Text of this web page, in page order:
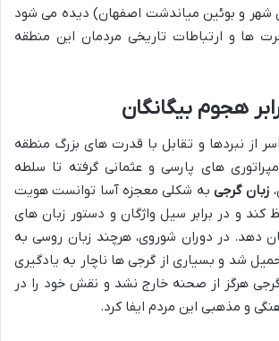
شهر و بوئین میاندشت اصفهان) دیده می شود
ها و ارتباطات تاریخی مردمان این منطقه
هجوم بیگانگان
از نبردها و تقابل با قدرت های بزرگ منطقه
های پارسی و عثمانی گرفته تا سلطه
زبان گرجیبه شکلی معجزه آسا توانست هویت
کند و در برابر سیل واژگان و دستور زبان های
دهد. در دوران شوروی، هرچند زبان روسی به
شد و بسیاری از گرجی ها ناچار به یادگیری
گرجی هرگز از صحنه خارج نشد و نقش خود را در
و مذهبی این مردم ایفا کرد.